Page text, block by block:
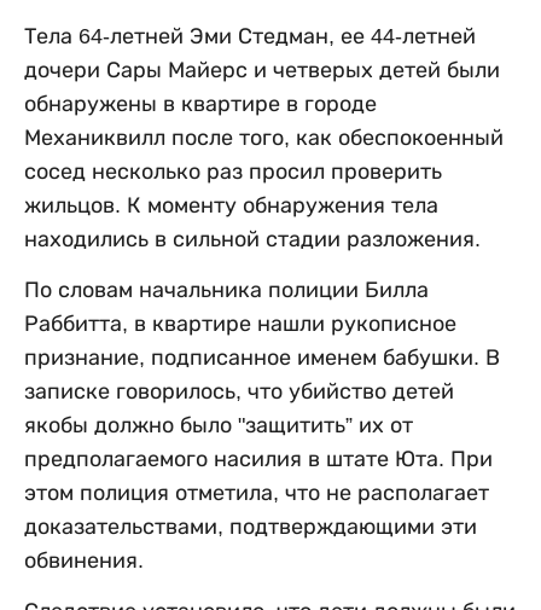
Тела 64-летней Эми Стедман, ее 44-летней
дочери Сары Майерс и четверых детей были
обнаружены в квартире в городе
Механиквилл после того, как обеспокоенный
сосед несколько раз просил проверить
жильцов. К моменту обнаружения тела
находились в сильной стадии разложения.
По словам начальника полиции Билла
Раббитта, в квартире нашли рукописное
признание, подписанное именем бабушки. В
записке говорилось, что убийство детей
якобы должно было "защитить” их от
предполагаемого насилия в штате Юта. При
этом полиция отметила, что не располагает
доказательствами, подтверждающими эти
обвинения.